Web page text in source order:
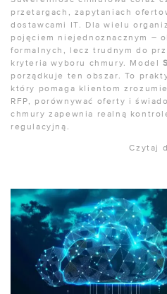
przetargach, zapytaniach
dostawcami IT. Dla wielu
pojęciem niejednoznacznym –
formalnych, lecz trudnym do
kryteria wyboru chmury. Model
porządkuje ten obszar. To
który pomaga klientom
RFP, porównywać oferty i
chmury zapewnia realną
regulacyjną.
Czytaj